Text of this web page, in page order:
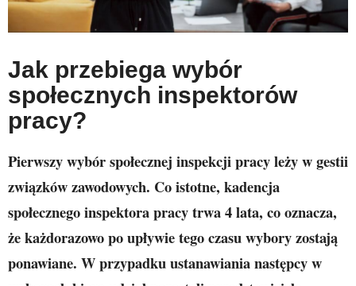
Jak przebiega wybór
społecznych inspektorów
pracy?
Pierwszy wybór społecznej inspekcji pracy leży w gestii
związków zawodowych. Co istotne, kadencja
społecznego inspektora pracy trwa 4 lata, co oznacza,
że każdorazowo po upływie tego czasu wybory zostają
ponawiane. W przypadku ustanawiania następcy w